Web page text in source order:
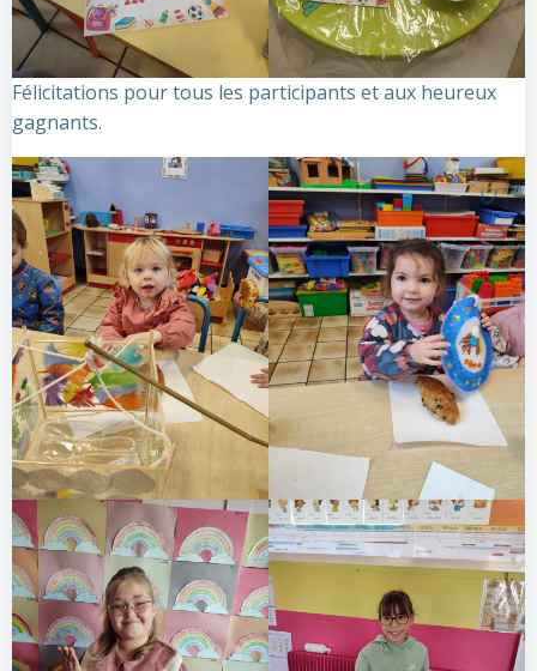
Félicitations pour tous les participants et aux heureux
gagnants.